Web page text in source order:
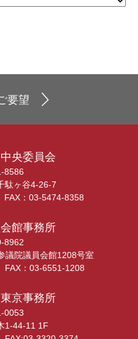
要望
央委員会
8586
駄ヶ谷4-26-7
：03-5474-8358
館事務所
8962
院議員会館1208号室
：03-6551-1208
京事務所
0053
1-44-11 1F